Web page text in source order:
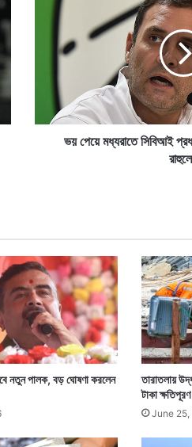
সি
কে
স
রা
ন
প্র
ধা
ন
ম
ন্ত্রী
রা
ভয় পেয়ে মধ্যরাতে সিবিআই
নতুন পালক, বড় ঘোষণা করলেন
তারাতলায়
টাকা
June